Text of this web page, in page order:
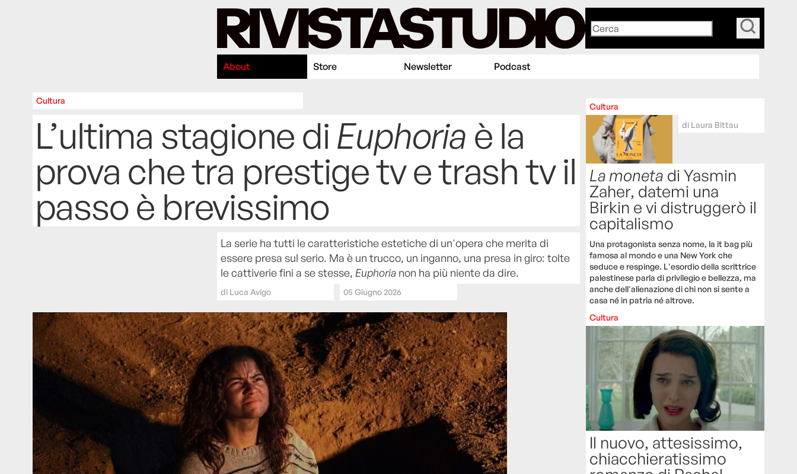
About Store Newsletter Podcast
Cultura
L’ultima stagione di Euphoria è la
prova che tra prestige tv e trash tv il
passo è brevissimo
La serie ha tutti le caratteristiche estetiche di un'opera che merita di
essere presa sul serio. Ma è un trucco, un inganno, una presa in giro: tolte
le cattiverie fini a se stesse, Euphorianon ha più niente da dire.
di Luca Avigo 05 Giugno 2026
Cultura
di Laura Bittau
La moneta di Yasmin
Zaher, datemi una
Birkin e vi distruggerò il
capitalismo
Una protagonista senza nome, la it bag più
famosa al mondo e una New York che
seduce e respinge. L'esordio della scrittrice
palestinese parla di privilegio e bellezza, ma
anche dell'alienazione di chi non si sente a
casa né in patria né altrove.
Cultura
Il nuovo, attesissimo,
chiacchieratissimo